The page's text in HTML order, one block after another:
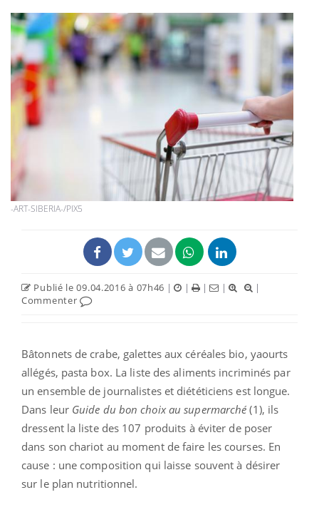
-ART-SIBERIA-/PIX5
Publié le 09.04.2016 à 07h46 | | | |
|
Commenter
Bâtonnets de crabe, galettes aux céréales bio, yaourts
allégés, pasta box. La liste des aliments incriminés par
un ensemble de journalistes et diététiciens est longue.
Dans leur Guide du bon choix au supermarché(1), ils
dressent la liste des 107 produits à éviter de poser
dans son chariot au moment de faire les courses. En
cause : une composition qui laisse souvent à désirer
sur le plan nutritionnel.